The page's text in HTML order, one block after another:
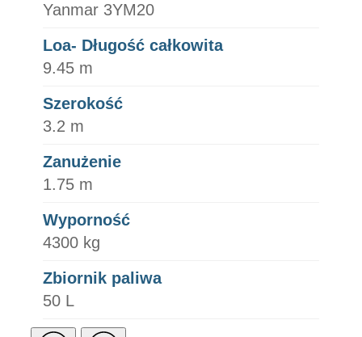
Yanmar 3YM20
Loa- Długość całkowita
9.45 m
Szerokość
3.2 m
Zanużenie
1.75 m
Wyporność
4300 kg
Zbiornik paliwa
50 L